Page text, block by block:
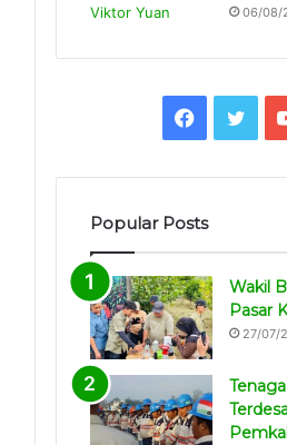
06/08/
Facebook
Popular Posts
Wakil
Pasar
27/07/